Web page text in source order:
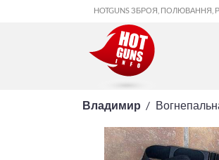
HOTGUNS ЗБРОЯ,
Владимир